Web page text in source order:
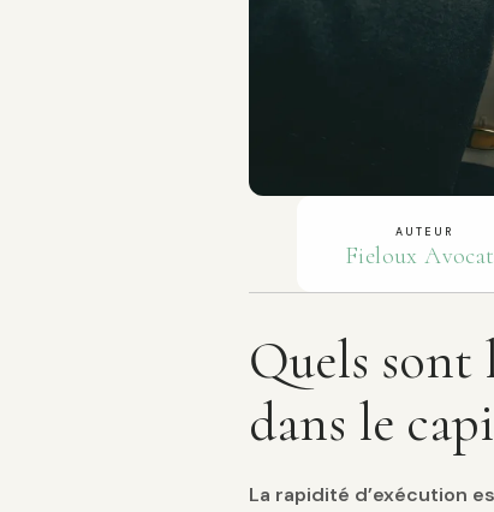
AUTEUR
Fieloux
Quels sont
dans le
La rapidité d’exécution